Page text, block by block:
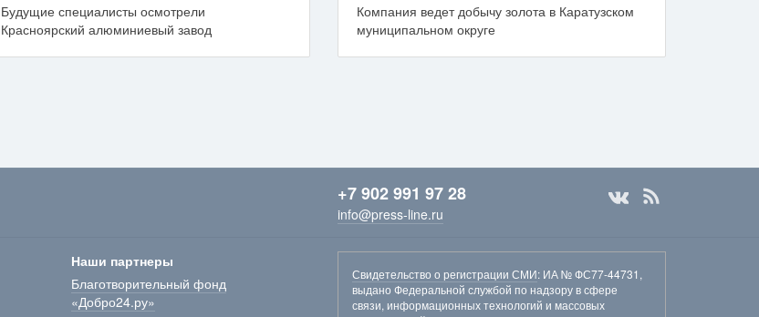
Будущие специалисты осмотрели
Красноярский алюминиевый завод
Компания ведет добычу золота в Каратузском
муниципальном округе
+7 902 991 97 28
info@press-line.ru
Наши партнеры
Благотворительный фонд
«Добро24.ру»
Свидетельство о регистрации СМИ: ИА № ФС77-44731,
выдано Федеральной службой по надзору в сфере
связи, информационных технологий и массовых